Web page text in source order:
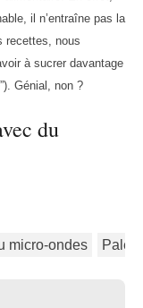
il n’entraîne pas la
recettes, nous
à sucrer davantage
Génial, non ?
du
micro-ondes Paléo